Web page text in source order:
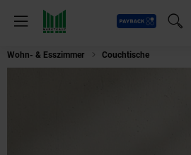
Menü
Payback
Wohn- & Esszimmer Couchtische